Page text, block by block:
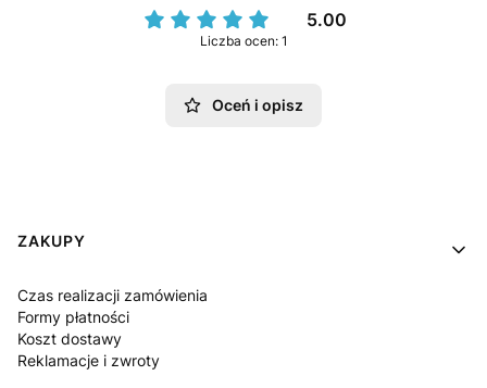
5.00
Liczba ocen: 1
Oceń i opisz
Linki w stopce
ZAKUPY
Czas realizacji zamówienia
Formy płatności
Koszt dostawy
Reklamacje i zwroty